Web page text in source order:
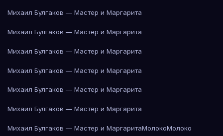
Михаил Булгаков — Мастер и Маргарита
Михаил Булгаков — Мастер и Маргарита
Михаил Булгаков — Мастер и Маргарита
Михаил Булгаков — Мастер и Маргарита
Михаил Булгаков — Мастер и Маргарита
Михаил Булгаков — Мастер и Маргарита
Михаил Булгаков — Мастер и МаргаритаМолокоМолоко